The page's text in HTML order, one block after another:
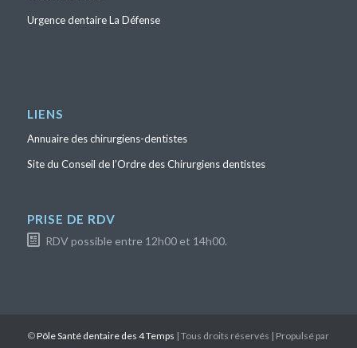
Urgence dentaire La Défense
LIENS
Annuaire des chirurgiens-dentistes
Site du Conseil de l’Ordre des Chirurgiens dentistes
PRISE DE RDV
RDV possible entre 12h00 et 14h00.
©Pôle Santé dentaire des 4 Temps | Tous droits réservés | Propulsé par